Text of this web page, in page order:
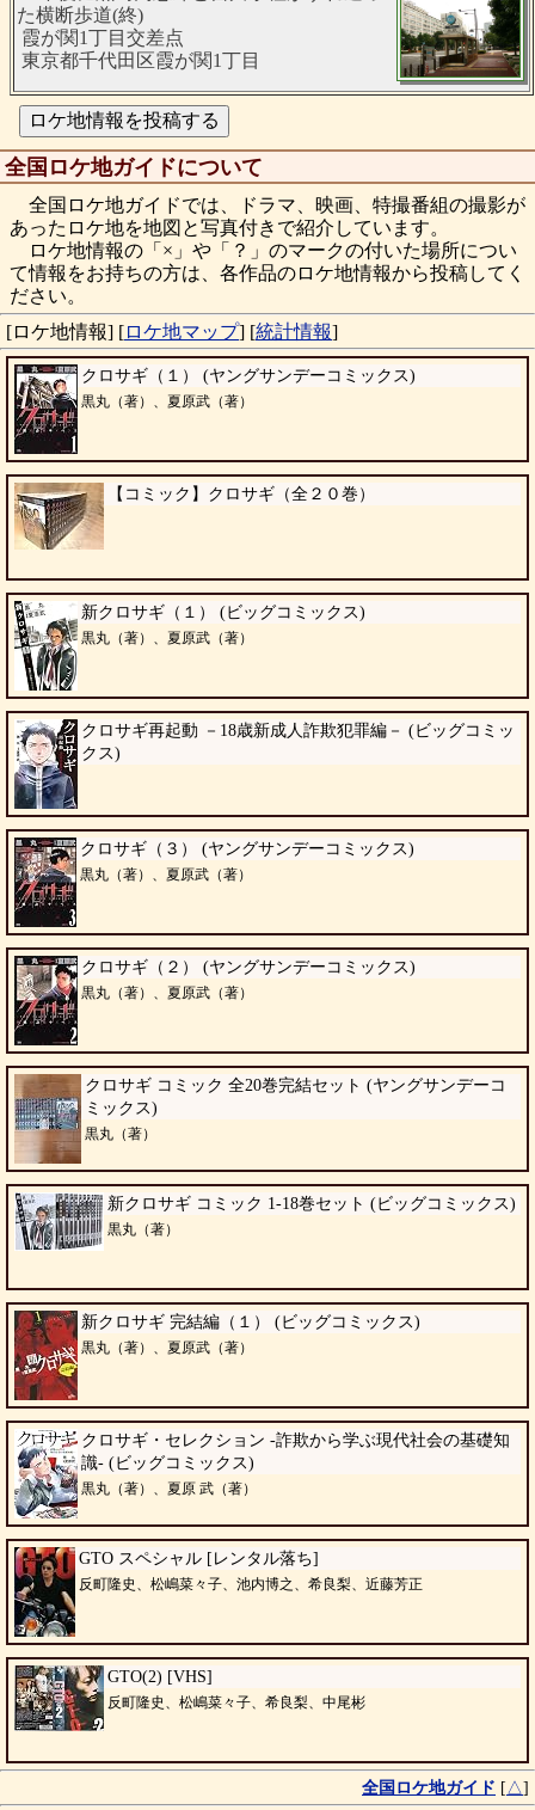
た横断歩道(終)
霞が関1丁目交差点
東京都千代田区霞が関1丁目
全国ロケ地ガイドについて
全国ロケ地ガイドでは、ドラマ、映画、特撮番組の撮影が
あったロケ地を地図と写真付きで紹介しています。
ロケ地情報の「×」や「？」のマークの付いた場所につい
て情報をお持ちの方は、各作品のロケ地情報から投稿してく
ださい。
[ロケ地情報] [ロケ地マップ] [統計情報]
クロサギ（１） (ヤングサンデーコミックス)
黒丸（著）、夏原武（著）
【コミック】クロサギ（全２０巻）
新クロサギ（１） (ビッグコミックス)
黒丸（著）、夏原武（著）
クロサギ再起動 －18歳新成人詐欺犯罪編－ (ビッグコミッ
クス)
クロサギ（３） (ヤングサンデーコミックス)
黒丸（著）、夏原武（著）
クロサギ（２） (ヤングサンデーコミックス)
黒丸（著）、夏原武（著）
クロサギ コミック 全20巻完結セット (ヤングサンデーコ
ミックス)
黒丸（著）
新クロサギ コミック 1-18巻セット (ビッグコミックス)
黒丸（著）
新クロサギ 完結編（１） (ビッグコミックス)
黒丸（著）、夏原武（著）
クロサギ・セレクション -詐欺から学ぶ現代社会の基礎知
識- (ビッグコミックス)
黒丸（著）、夏原 武（著）
GTO スペシャル [レンタル落ち]
反町隆史、松嶋菜々子、池内博之、希良梨、近藤芳正
GTO(2) [VHS]
反町隆史、松嶋菜々子、希良梨、中尾彬
全国ロケ地ガイド [ △]